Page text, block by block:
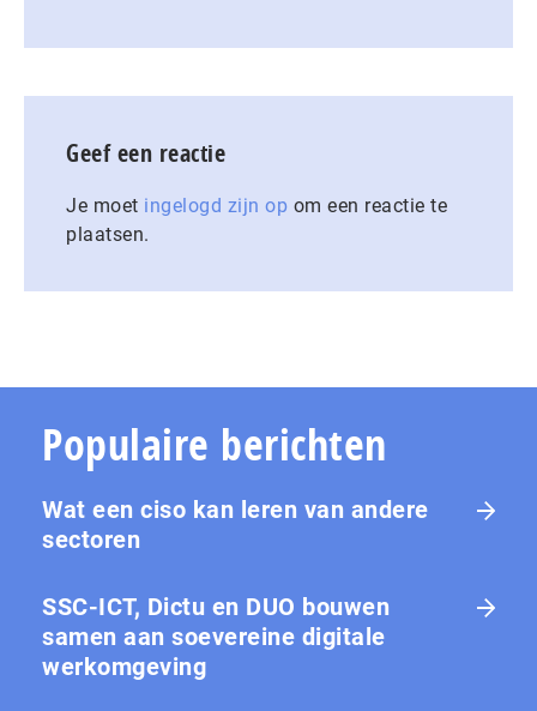
Geef een reactie
Je moet ingelogd zijn op om een reactie te
plaatsen.
Populaire berichten
Wat een ciso kan leren van andere
sectoren
SSC-ICT, Dictu en DUO bouwen
samen aan soevereine digitale
werkomgeving